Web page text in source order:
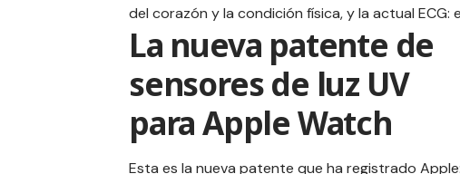
del corazón y la condición física, y la actual ECG:
La nueva patente de
sensores de luz UV
para Apple Watch
Esta es la nueva patente que ha registrado Apple: